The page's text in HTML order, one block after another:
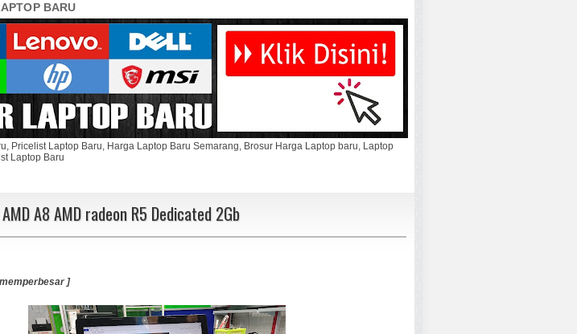
BARU
Pricelist Laptop Baru, Harga Laptop Baru Semarang, Brosur Harga Laptop baru, Laptop
Laptop Baru
A8 AMD radeon R5 Dedicated 2Gb
]